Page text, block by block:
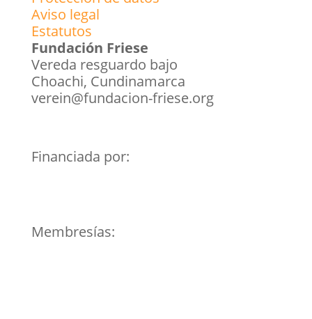
Aviso legal
Estatutos
Fundación Friese
Vereda resguardo bajo
Choachi, Cundinamarca
verein@fundacion-friese.org
Financiada por:
Membresías: